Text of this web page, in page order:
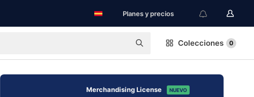
Planes y precios
Colecciones 0
Merchandising License NUEVO